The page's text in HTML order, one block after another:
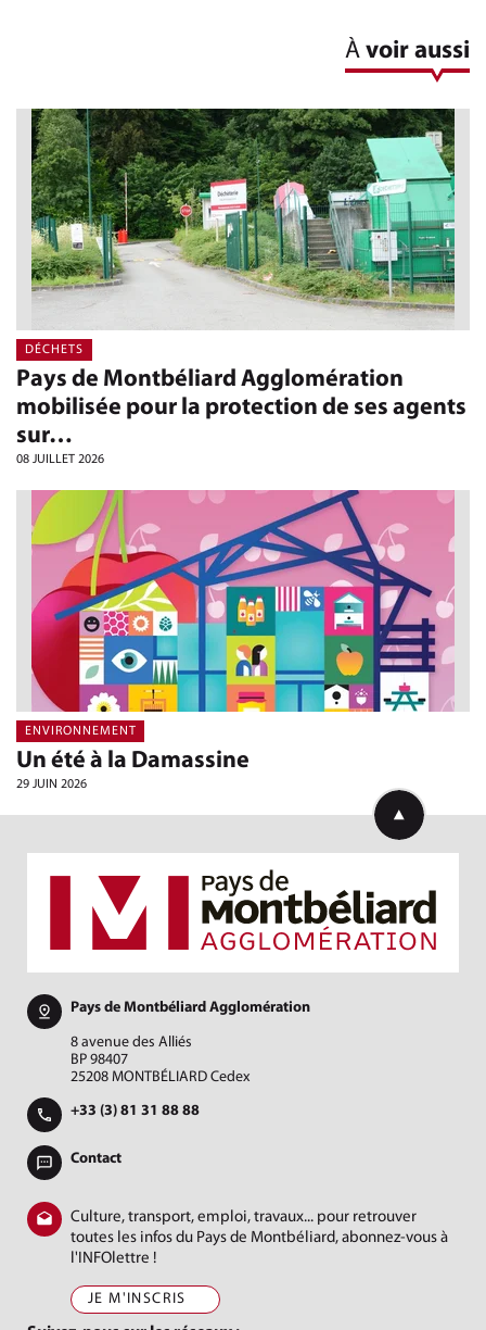
À voir aussi
Pays de Montbéliard Agglomération
mobilisée pour la protection de ses agents
sur…
08 JUILLET 2026
DÉCHETS
Un été à la Damassine
29 JUIN 2026
ENVIRONNEMENT
Retourner en
Pays de Montbéliard Agglomération
8 avenue des Alliés
BP 98407
25208 MONTBÉLIARD Cedex
+33 (3) 81 31 88 88
Contact
Culture, transport, emploi, travaux... pour retrouver
toutes les infos du Pays de Montbéliard, abonnez-vous à
l'INFOlettre !
JE M'INSCRIS